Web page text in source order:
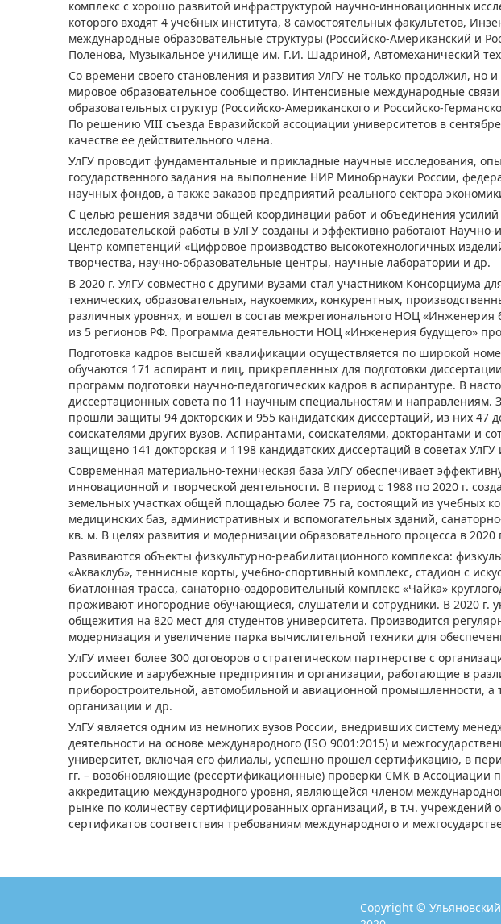
комплекс с хорошо развитой инфраструктурой научно-инновационных
которого входят 4 учебных института, 8 самостоятельных факультетов,
международные образовательные структуры (Российско-Американский и
Поленова, Музыкальное училище им. Г.И. Шадриной, Автомеханический
Со времени своего становления и развития УлГУ не только продолжил,
мировое образовательное сообщество. Интенсивные международные
образовательных структур (Российско-Американского и Российско-
По решению VIII съезда Евразийской ассоциации университетов в
качестве ее действительного члена.
УлГУ проводит фундаментальные и прикладные научные исследования,
государственного задания на выполнение НИР Минобрнауки России,
научных фондов, а также заказов предприятий реального сектора
С целью решения задачи общей координации работ и объединения
исследовательской работы в УлГУ созданы и эффективно работают
Центр компетенций «Цифровое производство высокотехнологичных
творчества, научно-образовательные центры, научные лаборатории и др.
В 2020 г. УлГУ совместно с другими вузами стал участником Консорциума
технических, образовательных, наукоемких, конкурентных,
различных уровнях, и вошел в состав межрегионального НОЦ
из 5 регионов РФ. Программа деятельности НОЦ «Инженерия будущего»
Подготовка кадров высшей квалификации осуществляется по широкой
обучаются 171 аспирант и лиц, прикрепленных для подготовки
программ подготовки научно-педагогических кадров в аспирантуре. В
диссертационных совета по 11 научным специальностям и направлениям.
прошли защиты 94 докторских и 955 кандидатских диссертаций, из них 47
соискателями других вузов. Аспирантами, соискателями, докторантами и
защищено 141 докторская и 1198 кандидатских диссертаций в советах УлГУ
Современная материально-техническая база УлГУ обеспечивает
инновационной и творческой деятельности. В период с 1988 по 2020 г.
земельных участках общей площадью более 75 га, состоящий из учебных
медицинских баз, административных и вспомогательных зданий,
кв. м. В целях развития и модернизации образовательного процесса в
Развиваются объекты физкультурно-реабилитационного комплекса:
«Акваклуб», теннисные корты, учебно-спортивный комплекс, стадион с
биатлонная трасса, санаторно-оздоровительный комплекс «Чайка»
проживают иногородние обучающиеся, слушатели и сотрудники. В 2020 г.
общежития на 820 мест для студентов университета. Производится
модернизация и увеличение парка вычислительной техники для
УлГУ имеет более 300 договоров о стратегическом партнерстве с
российские и зарубежные предприятия и организации, работающие в
приборостроительной, автомобильной и авиационной промышленности,
организации и др.
УлГУ является одним из немногих вузов России, внедривших систему
деятельности на основе международного (ISO 9001:2015) и
университет, включая его филиалы, успешно прошел сертификацию, в
гг. – возобновляющие (ресертификационные) проверки СМК в Ассоциации
аккредитацию международного уровня, являющейся членом
рынке по количеству сертифицированных организаций, в т.ч. учреждений
сертификатов соответствия требованиям международного и
Copyright ©